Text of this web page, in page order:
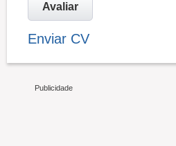
Avaliar
Enviar CV